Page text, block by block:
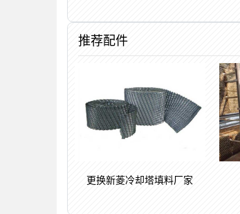
推荐配件
更换新菱冷却塔填料厂家